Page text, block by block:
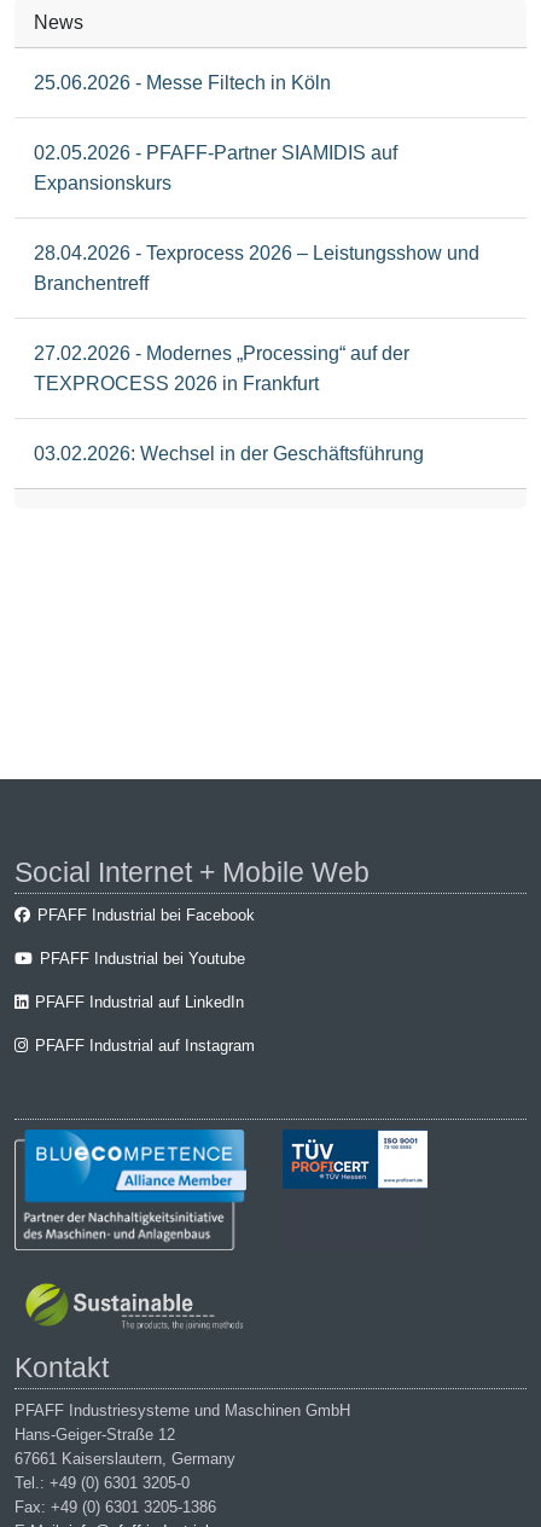
News
25.06.2026 - Messe Filtech in Köln
02.05.2026 - PFAFF-Partner SIAMIDIS auf
Expansionskurs
28.04.2026 - Texprocess 2026 – Leistungsshow und
Branchentreff
27.02.2026 - Modernes „Processing“ auf der
TEXPROCESS 2026 in Frankfurt
03.02.2026: Wechsel in der Geschäftsführung
Social Internet + Mobile Web
PFAFF Industrial bei Facebook
PFAFF Industrial bei Youtube
PFAFF Industrial auf LinkedIn
PFAFF Industrial auf Instagram
Kontakt
PFAFF Industriesysteme und Maschinen GmbH
Hans-Geiger-Straße 12
67661 Kaiserslautern, Germany
Tel.: +49 (0) 6301 3205-0
Fax: +49 (0) 6301 3205-1386